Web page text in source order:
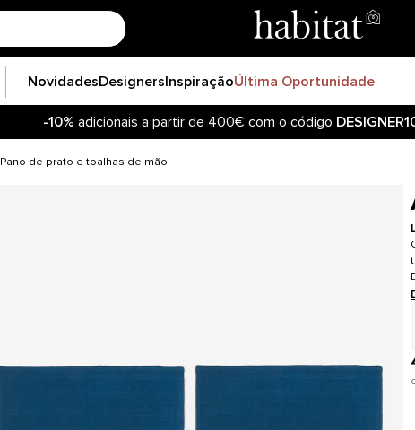
NovidadesDesignersInspiraçãoÚltima Oportunidade
-10% adicionais a partir de 400€ com o código
Pano de prato e toalhas de mão